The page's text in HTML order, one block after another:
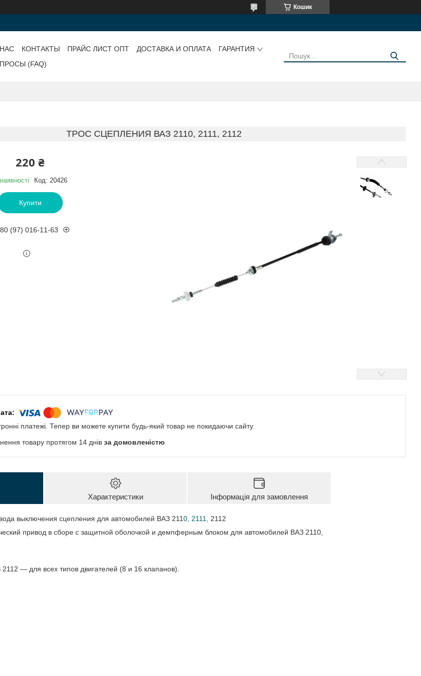
Кошик
КОНТАКТЫ ПРАЙС ЛИСТ ОПТ ДОСТАВКА И ОПЛАТА
ГАРАНТИЯ
(FAQ)
ТРОС СЦЕПЛЕНИЯ ВАЗ 2110, 2111, 2112
220 ₴
Код: 20426
Купити
(97) 016-11-63
платежі. Тепер ви можете купити будь-який товар не покидаючи сайту.
товару протягом 14 днів за домовленістю
Характеристики Інформація для замовлення
выключения сцепления для автомобилей ВАЗ 2110, 2111, 2112
привод в сборе с защитной оболочкой и демпферным блоком для автомобилей ВАЗ 2110,
— для всех типов двигателей (8 и 16 клапанов).